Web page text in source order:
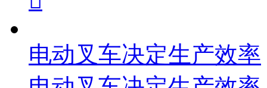
电动叉车决定生产效率